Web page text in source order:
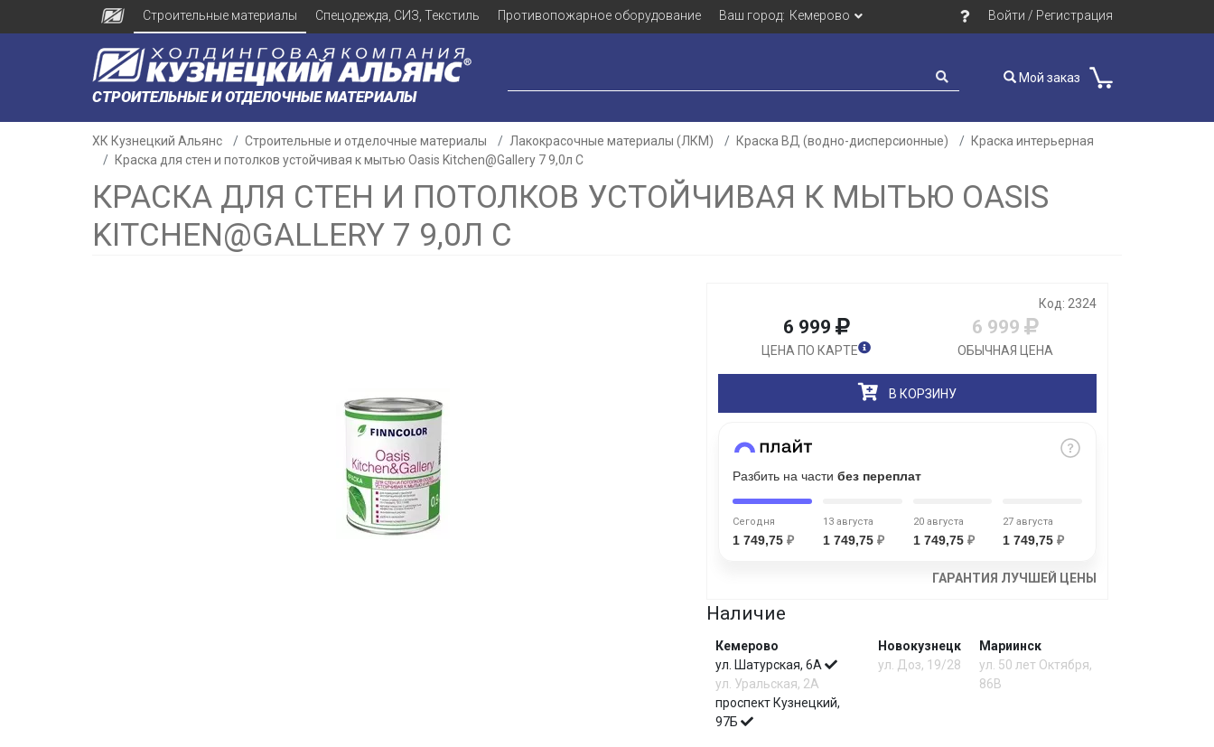
Строительные материалы Спецодежда, СИЗ, Текстиль Противопожарное оборудование Ваш город: Кемерово Войти / Регистрация
СТРОИТЕЛЬНЫЕ И ОТДЕЛОЧНЫЕ МАТЕРИАЛЫ
Мой заказ
ХК Кузнецкий Альянс Строительные и отделочные материалы Лакокрасочные материалы (ЛКМ) Краска ВД (водно-дисперсионные)
Краска интерьерная
Краска для стен и потолков устойчивая к мытью Oasis Kitchen@Gallery 7 9,0л С
КРАСКА ДЛЯ СТЕН И ПОТОЛКОВ УСТОЙЧИВАЯ К МЫТЬЮ OASIS
KITCHEN@GALLERY 7 9,0Л С
Код: 2324
6 999
ЦЕНА ПО КАРТЕ
6 999
ОБЫЧНАЯ ЦЕНА
В КОРЗИНУ
Разбить на части без переплат
Сегодня
1 749,75 ₽
13 августа
1 749,75 ₽
20 августа
1 749,75 ₽
27 августа
1 749,75₽
ГАРАНТИЯ ЛУЧШЕЙ ЦЕНЫ
Наличие
Кемерово
ул. Шатурская, 6А
ул. Уральская, 2А
проспект Кузнецкий,
97Б
Новокузнецк
ул. Доз, 19/28
Мариинск
ул. 50 лет Октября,
86В
Закрыть
Для клиентов всех банков
График платежей
Сегодня
25%